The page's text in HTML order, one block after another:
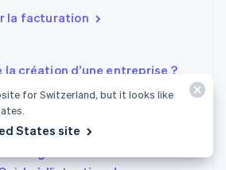
la facturation
la création d’une entreprise ?
prendre en compte
agent enregistré dans le
中文
for Switzerland, but it looks like
States site